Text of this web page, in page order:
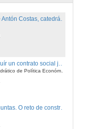
Presentación de Antón Costas, catedrático de Política Económica e presidente do Consello Económico e Social de España
Antón Costas Catedrático de Política Económica e presidente do Consello Económico e Social de España, reivindica o contrato social para garantir un funcionamento sostible da economía de mercado e para previr a barbarie política, ademais de incidir na importancia de sostenibilidade social e na necesidade de recuperar a prosperidade compartida.
Quenda de preguntas. O reto de construír un contrato social xusto e sostible